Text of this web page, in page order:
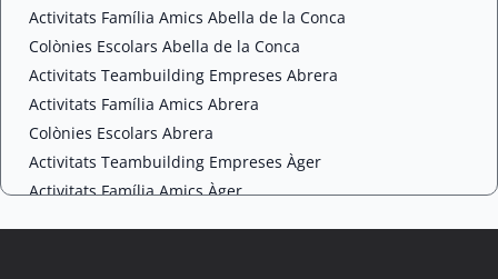
Activitats Família Amics Abella de la Conca
Colònies Escolars Abella de la Conca
Activitats Teambuilding Empreses Abrera
Activitats Família Amics Abrera
Colònies Escolars Abrera
Activitats Teambuilding Empreses Àger
Activitats Família Amics Àger